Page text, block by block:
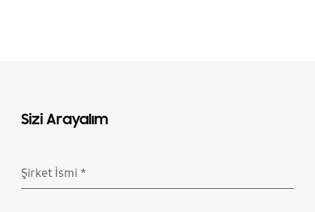
Sizi Arayalım
Şirket İsmi *